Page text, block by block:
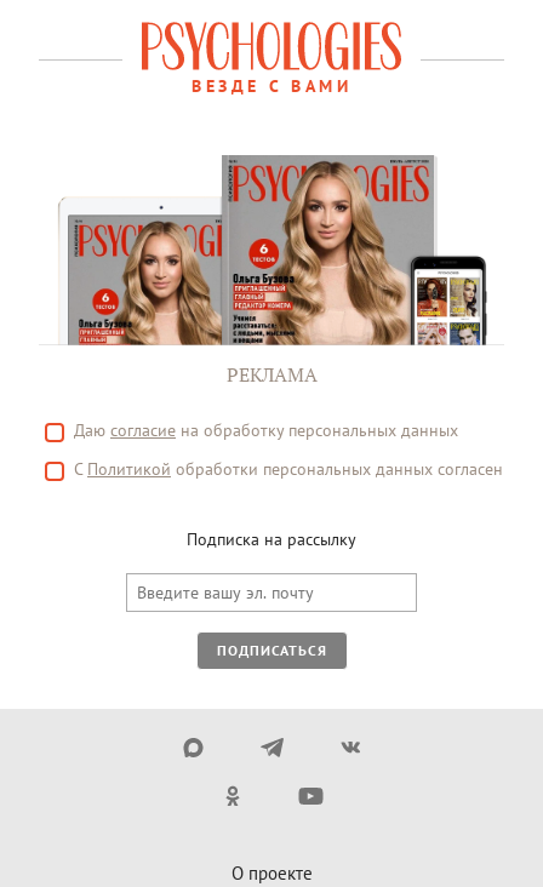
ВЕЗДЕ С ВАМИ
РЕКЛАМА
Даю согласие на обработку персональных данных
С Политикой обработки персональных данных согласен
Подписка на рассылку
ПОДПИСАТЬСЯ
О проекте